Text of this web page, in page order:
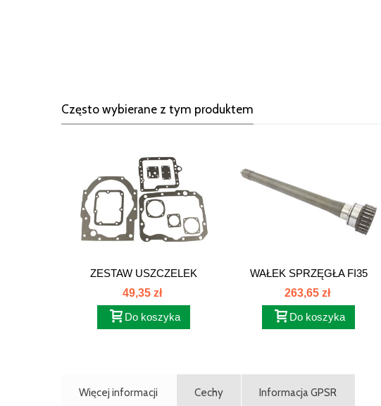
Często wybierane z tym produktem
ZESTAW USZCZELEK
SKRZYNI...
49,35 zł
Do koszyka
WAŁEK SPRZĘGŁA FI35
C385 86126086
263,65 zł
Do koszyka
Więcej informacji Cechy Informacja GPSR